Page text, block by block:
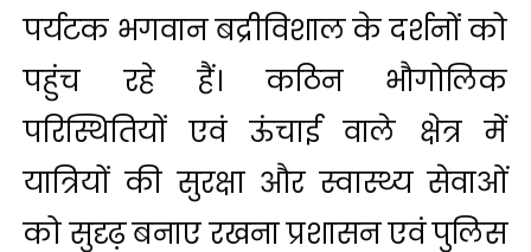
पर्यटक भगवान बद्रीविशाल के दर्शनों को
पहुंच रहे हैं। कठिन भौगोलिक
परिस्थितियों एवं ऊंचाई वाले क्षेत्र में
यात्रियों की सुरक्षा और स्वास्थ्य सेवाओं
को सुदृढ़ बनाए रखना प्रशासन एवं पुलिस